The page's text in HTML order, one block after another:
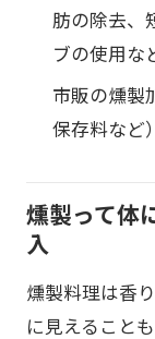
肪の除去、
ブの使用な
市販の燻製
保存料など
燻製って体
入
燻製料理は香
に見えること